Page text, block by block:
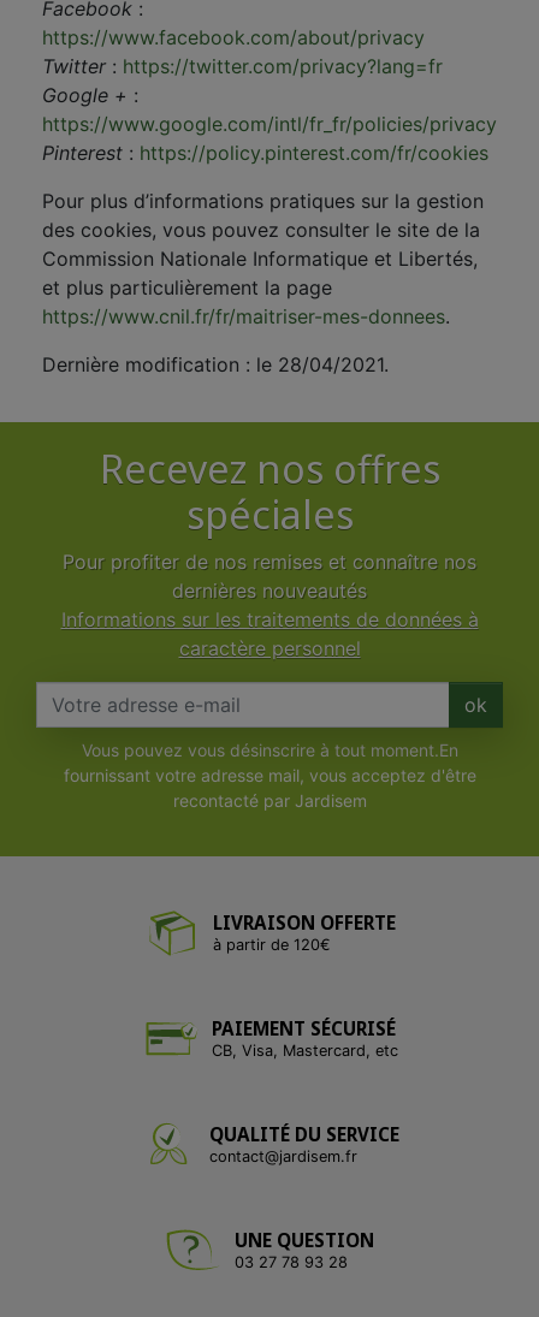
Facebook :
https://www.facebook.com/about/privacy
Twitter : https://twitter.com/privacy?lang=fr
Google + :
https://www.google.com/intl/fr_fr/policies/privacy
Pinterest : https://policy.pinterest.com/fr/cookies
Pour plus d’informations pratiques sur la gestion
des cookies, vous pouvez consulter le site de la
Commission Nationale Informatique et Libertés,
et plus particulièrement la page
https://www.cnil.fr/fr/maitriser-mes-donnees.
Dernière modification : le 28/04/2021.
Recevez nos offres
spéciales
Pour profiter de nos remises et connaître nos
dernières nouveautés
Informations sur les traitements de données à
caractère personnel
ok
Vous pouvez vous désinscrire à tout moment.En
fournissant votre adresse mail, vous acceptez d'être
recontacté par Jardisem
LIVRAISON OFFERTE
à partir de 120€
PAIEMENT SÉCURISÉ
CB, Visa, Mastercard, etc
QUALITÉ DU SERVICE
contact@jardisem.fr
UNE QUESTION
03 27 78 93 28